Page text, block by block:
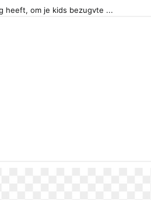
heeft, om je kids bezugvte ...